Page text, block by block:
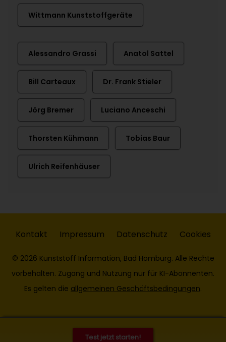
Wittmann Kunststoffgeräte
Alessandro Grassi Anatol Sattel
Bill Carteaux Dr. Frank Stieler
Jörg Bremer Luciano Anceschi
Thorsten Kühmann Tobias Baur
Ulrich Reifenhäuser
Test jetzt starten!
Kontakt Impressum Datenschutz Cookies
© 2026 Kunststoff Information, Bad Homburg. Alle Rechte
vorbehalten. Zugang und Nutzung nur für KI-Abonnenten.
Es gelten die allgemeinen Geschäftsbedingungen.